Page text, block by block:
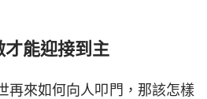
能迎接到主
再來如何向人叩門，那該怎樣